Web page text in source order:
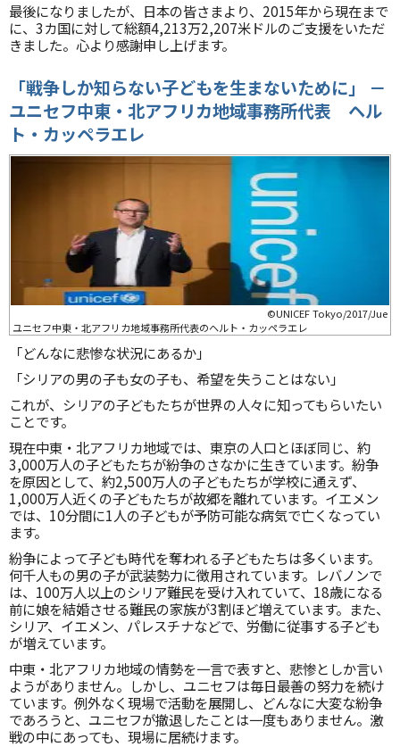
最後になりましたが、日本の皆さまより、2015年から現在まで
に、3カ国に対して総額4,213万2,207米ドルのご支援をいただ
きました。心より感謝申し上げます。
「戦争しか知らない子どもを生まないために」
－
ユニセフ中東・北アフリカ地域事務所代表 ヘル
ト・カッペラエレ
©UNICEF Tokyo/2017/Jue
ユニセフ中東・北アフリカ地域事務所代表のヘルト・カッペラエレ
「どんなに悲惨な状況にあるか」
「シリアの男の子も女の子も、希望を失うことはない」
これが、シリアの子どもたちが世界の人々に知ってもらいたい
ことです。
現在中東・北アフリカ地域では、東京の人口とほぼ同じ、約
3,000万人の子どもたちが紛争のさなかに生きています。紛争
を原因として、約2,500万人の子どもたちが学校に通えず、
1,000万人近くの子どもたちが故郷を離れています。イエメン
では、10分間に1人の子どもが予防可能な病気で亡くなってい
ます。
紛争によって子ども時代を奪われる子どもたちは多くいます。
何千人もの男の子が武装勢力に徴用されています。レバノンで
は、100万人以上のシリア難民を受け入れていて、18歳になる
前に娘を結婚させる難民の家族が3割ほど増えています。また、
シリア、イエメン、パレスチナなどで、労働に従事する子ども
が増えています。
中東・北アフリカ地域の情勢を一言で表すと、悲惨としか言い
ようがありません。しかし、ユニセフは毎日最善の努力を続け
ています。例外なく現場で活動を展開し、どんなに大変な紛争
であろうと、ユニセフが撤退したことは一度もありません。激
戦の中にあっても、現場に居続けます。